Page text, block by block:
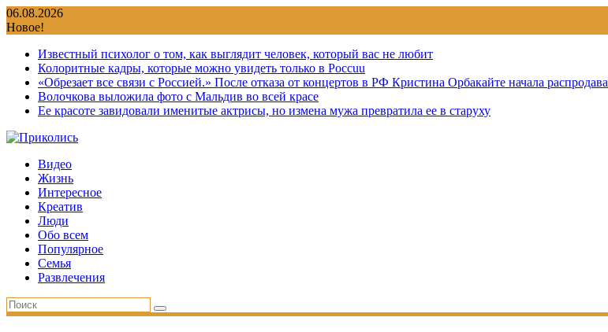
Перейти
к
06.08.2026
Новое!
Известный психолог о том, как выглядит человек, который вас не любит
Колоритные кадры, которые можно увидеть только в Россuu
«Обрезает все связи с Россией.» После отказа от концертов в РФ Кристина Орбакайте начала
Волочкова выложила фото с Мальдив во всей красе
Ее красоте завидовали именитые актрисы, но измена мужа превратила ее в старуху
Видео
Жизнь
Интересное
Креатив
Люди
Обо всем
Популярное
Семья
Развлечения